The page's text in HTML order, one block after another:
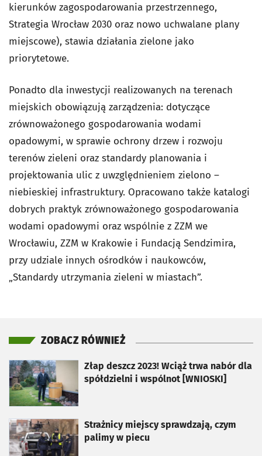
kierunków zagospodarowania przestrzennego,
Strategia Wrocław 2030 oraz nowo uchwalane plany
miejscowe), stawia działania zielone jako
priorytetowe.
Ponadto dla inwestycji realizowanych na terenach
miejskich obowiązują zarządzenia: dotyczące
zrównoważonego gospodarowania wodami
opadowymi, w sprawie ochrony drzew i rozwoju
terenów zieleni oraz standardy planowania i
projektowania ulic z uwzględnieniem zielono –
niebieskiej infrastruktury. Opracowano także katalogi
dobrych praktyk zrównoważonego gospodarowania
wodami opadowymi oraz wspólnie z ZZM we
Wrocławiu, ZZM w Krakowie i Fundacją Sendzimira,
przy udziale innych ośrodków i naukowców,
„Standardy utrzymania zieleni w miastach”.
ZOBACZ RÓWNIEŻ
Złap deszcz 2023! Wciąż trwa nabór dla
spółdzielni i wspólnot [WNIOSKI]
otworzy się w nowej karcie
Strażnicy miejscy sprawdzają, czym
palimy w piecu
otworzy się w nowej karcie